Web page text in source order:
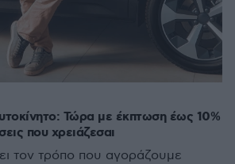
Τώρα με έκπτωση έως 10%
που χρειάζεσαι
τον τρόπο που αγοράζουμε